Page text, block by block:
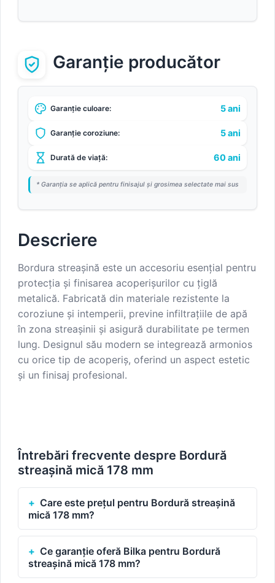
Garanție producător
Garanție culoare: 5 ani
Garanție coroziune: 5 ani
Durată de viață: 60 ani
* Garanția se aplică pentru finisajul și grosimea selectate mai sus
Descriere
Bordura streașină este un accesoriu esențial pentru
protecția și finisarea acoperișurilor cu țiglă
metalică. Fabricată din materiale rezistente la
coroziune și intemperii, previne infiltrațiile de apă
în zona streașinii și asigură durabilitate pe termen
lung. Designul său modern se integrează armonios
cu orice tip de acoperiș, oferind un aspect estetic
și un finisaj profesional.
Întrebări frecvente despre Bordură
streașină mică 178 mm
Care este prețul pentru Bordură streașină
mică 178 mm?
Ce garanție oferă Bilka pentru Bordură
streașină mică 178 mm?